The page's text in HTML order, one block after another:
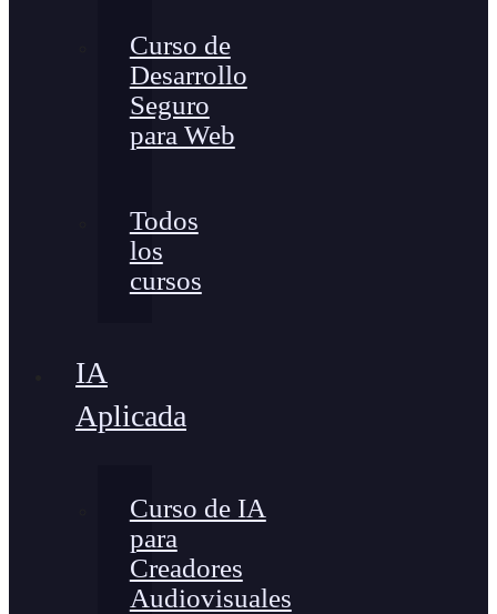
Curso de
Desarrollo
Seguro
para Web
Todos
los
cursos
IA
Aplicada
Curso de IA
para
Creadores
Audiovisuales